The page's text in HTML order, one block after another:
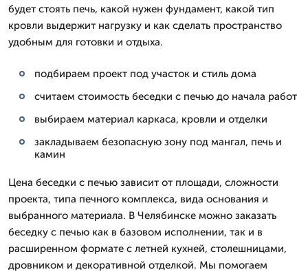
будет стоять печь, какой нужен фундамент, какой тип
кровли выдержит нагрузку и как сделать пространство
удобным для готовки и отдыха.
подбираем проект под участок и стиль дома
считаем стоимость беседки с печью до начала работ
выбираем материал каркаса, кровли и отделки
закладываем безопасную зону под мангал, печь и
камин
Цена беседки с печью зависит от площади, сложности
проекта, типа печного комплекса, вида основания и
выбранного материала. В Челябинске можно заказать
беседку с печью как в базовом исполнении, так и в
расширенном формате с летней кухней, столешницами,
дровником и декоративной отделкой. Мы помогаем